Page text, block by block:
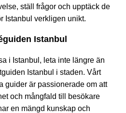
ställ frågor och upptäck de
Istanbul verkligen unikt.
Istanbul
i Istanbul, leta inte längre än
Istanbul i staden. Vårt
guider är passionerade om att
och mångfald till besökare
en mängd kunskap och